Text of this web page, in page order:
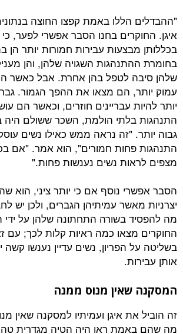
באמת קפצו החוצה בנתונים", אמר
בחנו הסבר אפשרי לפער, כי נשים
עבירות חמורות יותר הן בתדירות והן
השגויה שלהן, והן מעניקות לבוסים
לטפל בהן אחרת. אבל כאשר הם חפרו
הם מצאו את ההפך הגמור. גברים נוטים
עבריינים חוזרים, וכאשר הם עושים
התנהגות בלתי הולמת, השכר ששולם היה ב- 20 אחוז
"זה נראה ממש כאילו נשים עוסקות בסוגי
חמורים", הוא אמר. "אם בכלל, היינו
נשים נענשות פחות."
נוסף אם כי יותר ציני, הוא שהנשים פחות
עמיתיהן הגברים, ולכן יש לחברות פחות
בשורה התחתונה שלהן על ידי הענשתן.
כמה ראיות קלות לכך; עם זאת, אפילו
הפריון, נשים עדיין נענשו קשה יותר על
מנוס ממנה
איגן ועמיתיו למסקנה שאין מנוס ממנה:
ראו היה הטיה מגדרית טהורה, עם